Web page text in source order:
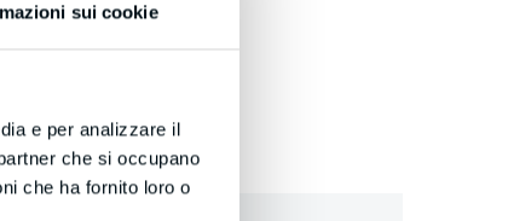
sui cookie
e per analizzare il
che si occupano
che ha fornito loro o